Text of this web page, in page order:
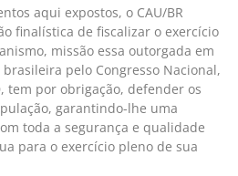
aqui expostos, o CAU/BR
finalística de fiscalizar o exercício
missão essa outorgada em
pelo Congresso Nacional,
tem por obrigação, defender os
garantindo-lhe uma
toda a segurança e qualidade
para o exercício pleno de sua